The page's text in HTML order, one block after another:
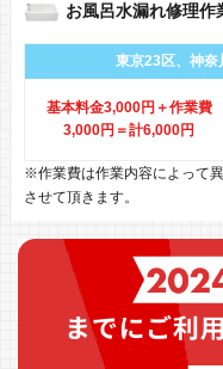
お風呂水漏れ修理作
東京23区、神奈
基本料金3,000円＋作業費
3,000円 ＝計6,000円
※作業費は作業内容によって
させて頂きます。